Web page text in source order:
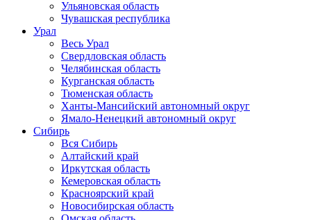
Ульяновская область
Чувашская республика
Урал
Весь Урал
Свердловская область
Челябинская область
Курганская область
Тюменская область
Ханты-Мансийский автономный округ
Ямало-Ненецкий автономный округ
Сибирь
Вся Сибирь
Алтайский край
Иркутская область
Кемеровская область
Красноярский край
Новосибирская область